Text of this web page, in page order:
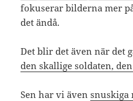
fokuserar bilderna mer
det ändå.
Det blir det även när det
den skallige soldaten,
Sen har vi ävensnuskiga